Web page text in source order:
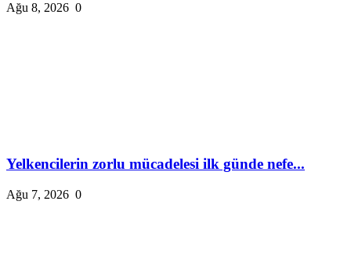
Ağu 8, 2026 0
Yelkencilerin zorlu mücadelesi ilk günde nefe...
Ağu 7, 2026 0